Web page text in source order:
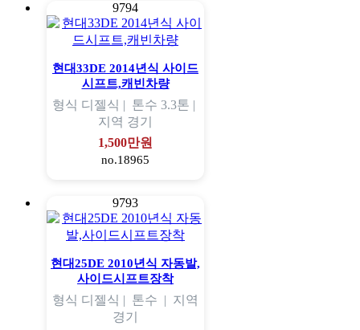
9794
현대33DE 2014년식 사이드
시프트,캐빈차량
형식 디젤식 | 톤수 3.3톤 |
지역 경기
1,500만원
no.18965
9793
현대25DE 2010년식 자동발,
사이드시프트장착
형식 디젤식 | 톤수 | 지역
경기